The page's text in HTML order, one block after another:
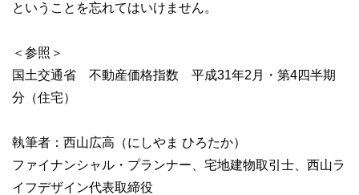
ということを忘れてはいけません。
＜参照＞
国土交通省 不動産価格指数 平成31年2月・第4四半期
分（住宅）
執筆者：西山広高（にしやま ひろたか）
ファイナンシャル・プランナー、宅地建物取引士、西山ラ
イフデザイン代表取締役